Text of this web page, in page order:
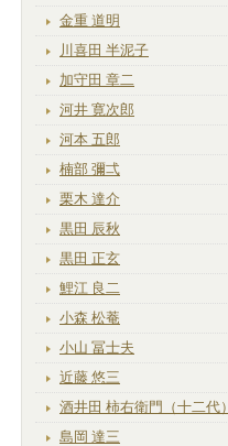
金重 道明
川喜田 半泥子
加守田 章二
河井 寛次郎
河本 五郎
楠部 彌弌
栗木 達介
黒田 辰秋
黒田 正玄
鯉江 良二
小森 松菴
小山 冨士夫
近藤 悠三
酒井田 柿右衛門（十二代）
島岡 達三